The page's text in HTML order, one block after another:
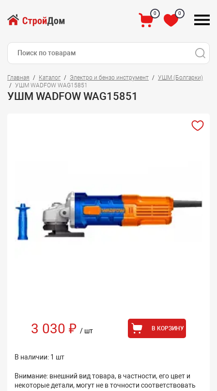
0 0
Главная Каталог Электро и бензо инструмент
УШМ (Болгарки)
УШМ WADFOW WAG15851
УШМ WADFOW WAG15851
3 030 ₽ / шт В КОРЗИНУ
В наличии: 1 шт
Внимание: внешний вид товара, в частности, его цвет и
некоторые детали, могут не в точности соответствовать